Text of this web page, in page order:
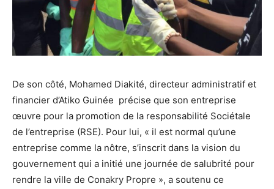
De son côté, Mohamed Diakité, directeur administratif et
financier d’Atiko Guinée précise que son entreprise
œuvre pour la promotion de la responsabilité Sociétale
de l’entreprise (RSE). Pour lui, « il est normal qu’une
entreprise comme la nôtre, s’inscrit dans la vision du
gouvernement qui a initié une journée de salubrité pour
rendre la ville de Conakry Propre », a soutenu ce